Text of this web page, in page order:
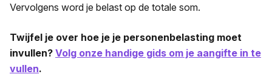
Vervolgens word je belast op de totale som.
Twijfel je over hoe je je personenbelasting moet
invullen? Volg onze handige gids om je aangifte in te
vullen.